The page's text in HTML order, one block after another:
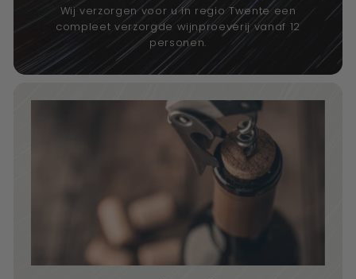
Wij verzorgen voor u in regio Twente een
compleet verzorgde wijnproeverij vanaf 12
personen.